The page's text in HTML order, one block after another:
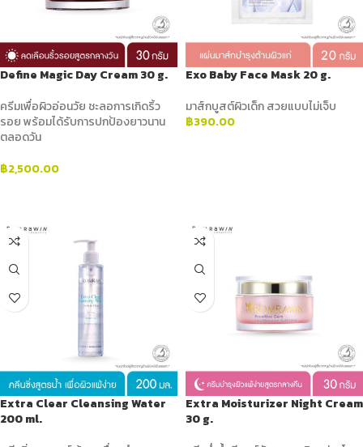
Define Magic Day Cream 30 g.
ครีมเพื่อผิวอ่อนวัย ชะลอการเกิดริ้ว
รอย พร้อมได้รับการปกป้องยาวนาน
ตลอดวัน
฿2,500.00
Exo Baby Face Mask 20 g.
มาส์กบูสต์ผิวเด็ก สวยแบบไม่เจ็บ
฿390.00
Extra Clear Cleansing Water
200 ml.
Extra Moisturizer Night Cream
30 g.